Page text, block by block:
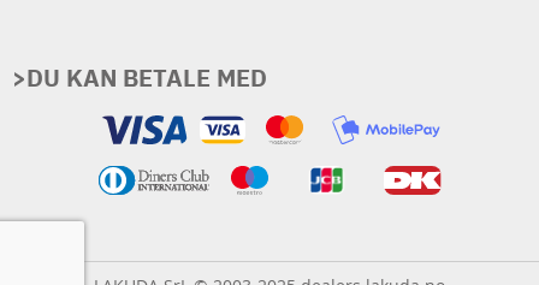
>DU KAN BETALE MED